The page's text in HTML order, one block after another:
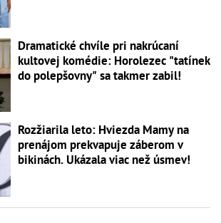
Dramatické chvíle pri nakrúcaní
kultovej komédie: Horolezec "tatínek
do polepšovny" sa takmer zabil!
Rozžiarila leto: Hviezda Mamy na
prenájom prekvapuje záberom v
bikinách. Ukázala viac než úsmev!